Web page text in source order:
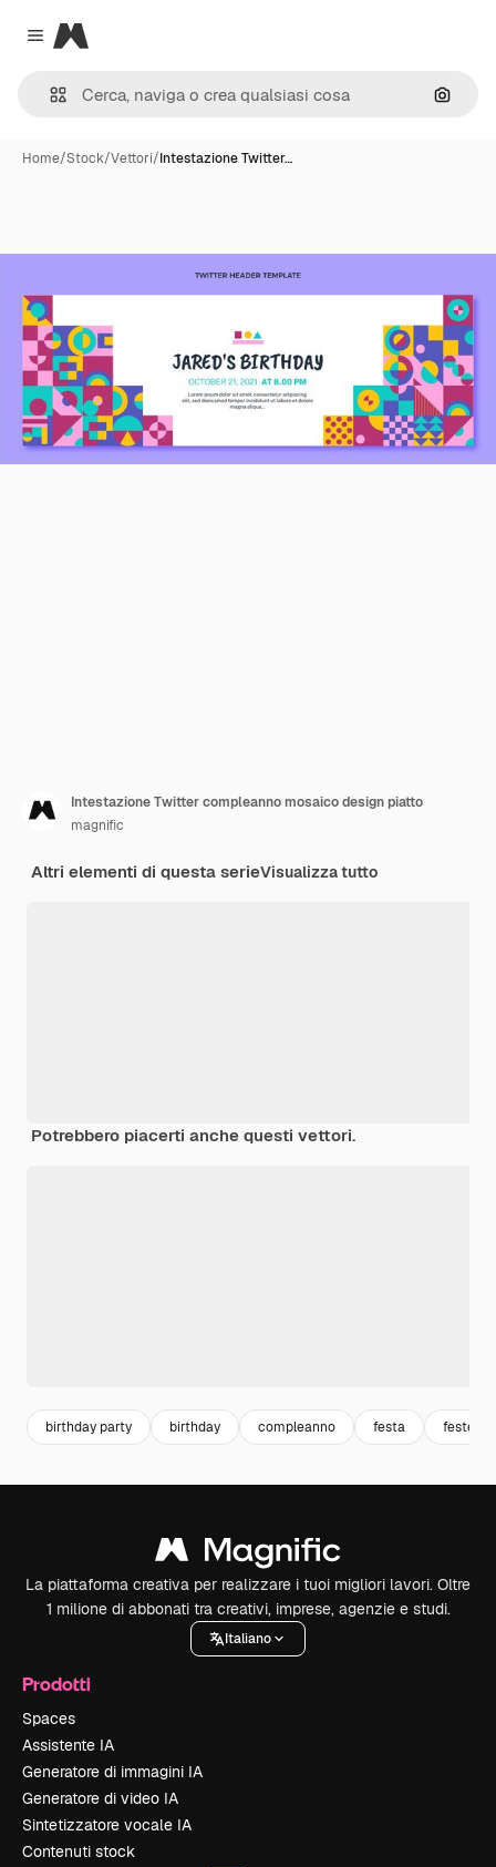
Close menu
Magnific
Cerca
Home/Stock/Vettori/Intestazione Twitter…
Intestazione Twitter compleanno mosaico design piatto
magnific
Altri elementi di questa serieVisualizza tutto
Potrebbero piacerti anche questi vettori.
birthday party birthday compleanno festa
La piattaforma creativa per realizzare i tuoi migliori lavori. Oltre
1 milione di abbonati tra creativi, imprese, agenzie e studi.
Italiano
Prodotti
Spaces
Assistente IA
Generatore di immagini IA
Generatore di video IA
Sintetizzatore vocale IA
Contenuti stock